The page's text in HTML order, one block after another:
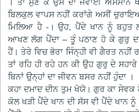
। ਤਾਂ ਸੁਣ ਕੇ ਉਸ ਦਾ ਜਵਾਈ ਅਸਮਾਨ
ਬਿਲਕੁਲ ਵਾਪਸ ਨਹੀਂ ਕਰਾਂਗੇ ਅਸੀਂ
ਮਿਲਿਆ ਹੈ -। ਉਹ, ਪੈਂਦੇ ਖਾਨ ਨੂੰ ਬਹੁਤ
ਆਖਣ ਲੱਗ ਪੈਂਦਾ – ਤੂੰ ਪਠਾਣ ਹੋ ਕੇ ਗੁਰੁ
ਹੈਂ। ਤੇਰੇ ਵਿਚ ਭੋਰਾ ਜਿੰਨ੍ਹੀ ਵੀ ਗੈਰਤ ਨਹੀਂ
ਤਾਂ ਰਹਿ ਹੀ ਰਹੇ ਹਨ ਕੀ ਉਹ ਗੁਰੁ ਦੇ
ਬਿਨਾਂ ਉਨ੍ਹਾਂ ਦਾ ਜੀਵਨ ਬਸਰ ਨਹੀਂ ਹੁੰਦਾ ।
ਕਹਾ ਦਮਾਦ ਦੀਨ ਤੁਮ ਖੋਯੋ। ਗੁਰ ਕਾ ਸੇਵਕ
ਕੋਲ ਖੜੀ ਪੈਂਦੇ ਖਾਨ ਦੀ ਸੱਸ ਵੀ ਪੈਂਦੇ ਖਾਨ